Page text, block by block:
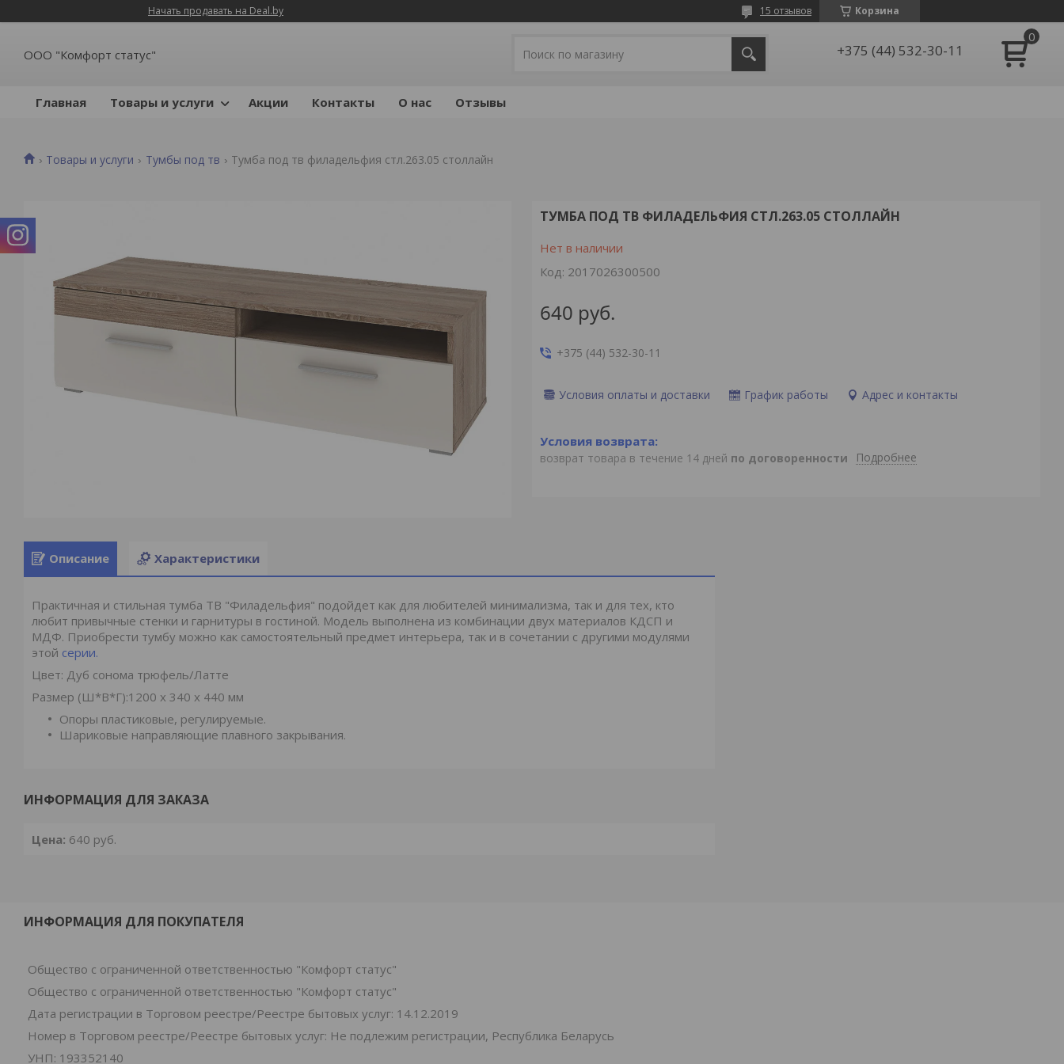
Начать продавать на Deal.by Корзина
15 отзывов
ООО "Комфорт статус" +375 (44) 532-30-11
Главная Товары и услуги Акции Контакты О нас Отзывы
Товары и услуги Тумбы под тв Тумба под тв филадельфия стл.263.05 столлайн
ТУМБА ПОД ТВ ФИЛАДЕЛЬФИЯ СТЛ.263.05 СТОЛЛАЙН
Нет в наличии
Код: 2017026300500
640 руб.
+375 (44) 532-30-11
Условия оплаты и доставки График работы Адрес и контакты
возврат товара в течение 14 дней по договоренности Подробнее
Описание Характеристики
Практичная и стильная тумба ТВ "Филадельфия" подойдет как для любителей минимализма, так и для тех, кто
любит привычные стенки и гарнитуры в гостиной. Модель выполнена из комбинации двух материалов КДСП и
МДФ. Приобрести тумбу можно как самостоятельный предмет интерьера, так и в сочетании с другими модулями
этой серии.
Цвет: Дуб сонома трюфель/Латте
Размер (Ш*В*Г):1200 x 340 x 440 мм
Опоры пластиковые, регулируемые.
Шариковые направляющие плавного закрывания.
ИНФОРМАЦИЯ ДЛЯ ЗАКАЗА
Цена: 640 руб.
ИНФОРМАЦИЯ ДЛЯ ПОКУПАТЕЛЯ
Общество с ограниченной ответственностью "Комфорт статус"
Общество с ограниченной ответственностью "Комфорт статус"
Дата регистрации в Торговом реестре/Реестре бытовых услуг: 14.12.2019
Номер в Торговом реестре/Реестре бытовых услуг: Не подлежим регистрации, Республика Беларусь
УНП: 193352140